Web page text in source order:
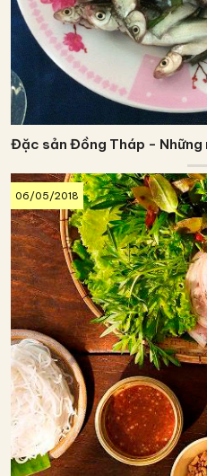
Đặc sản Đồng Tháp - Những
06/05/2018